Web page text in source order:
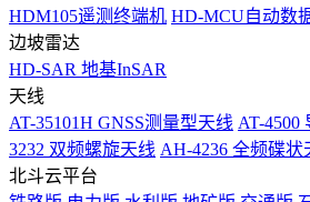
HDM105遥测终端机 HD-MCU自动数
边坡雷达
HD-SAR 地基InSAR
天线
AT-35101H GNSS测量型天线 AT-4500
3232 双频螺旋天线 AH-4236 全频碟状
北斗云平台